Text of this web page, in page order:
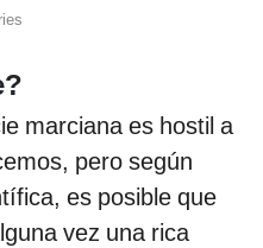
marciana es hostil a
pero según
es posible que
vez una rica